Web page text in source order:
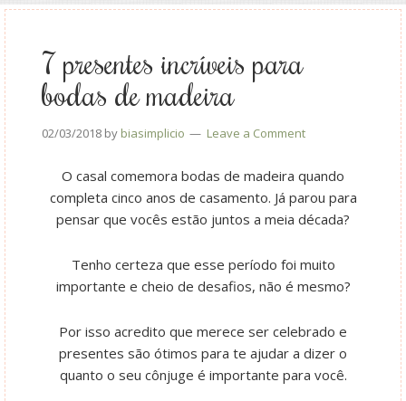
7 presentes incríveis para
bodas de madeira
02/03/2018 by biasimplicio Leave a Comment
O casal comemora bodas de madeira quando
completa cinco anos de casamento. Já parou para
pensar que vocês estão juntos a meia década?
Tenho certeza que esse período foi muito
importante e cheio de desafios, não é mesmo?
Por isso acredito que merece ser celebrado e
presentes são ótimos para te ajudar a dizer o
quanto o seu cônjuge é importante para você.